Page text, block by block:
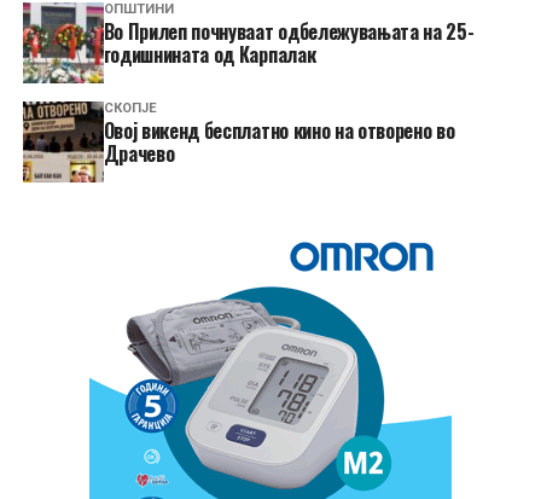
ОПШТИНИ
Во Прилеп почнуваат одбележувањата на 25-
годишнината од Карпалак
СКОПЈЕ
​Овој викенд бесплатно кино на отворено во
Драчево